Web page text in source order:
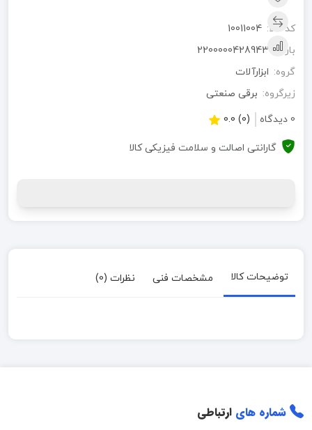
کد کالا: 10011004
بارکد: 2200000428943
گروه: ابزارآلات
زیرگروه: برقی صنعتی
0 دیدگاه
(0) 0.0
گارانتی اصالت و سلامت فیزیکی کالا
توضیحات کالا مشخصات فنی نظرات (0)
شماره های ارتباطی